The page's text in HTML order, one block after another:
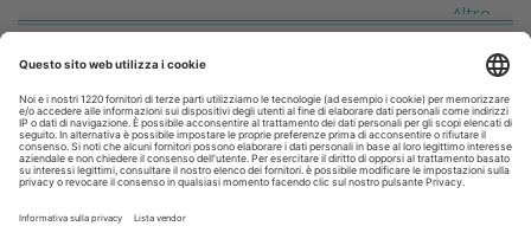
Altro...